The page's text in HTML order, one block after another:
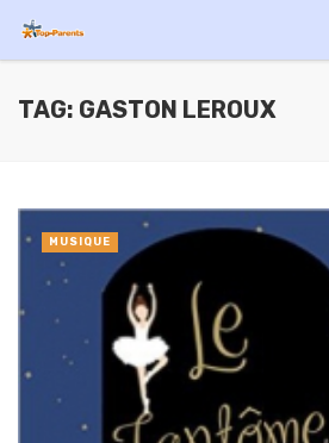
TAG: GASTON LEROUX
MUSIQUE